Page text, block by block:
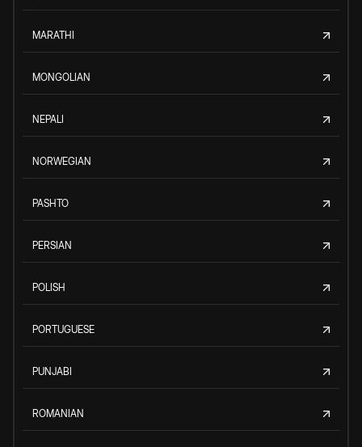
MARATHI
MONGOLIAN
NEPALI
NORWEGIAN
PASHTO
PERSIAN
POLISH
PORTUGUESE
PUNJABI
ROMANIAN